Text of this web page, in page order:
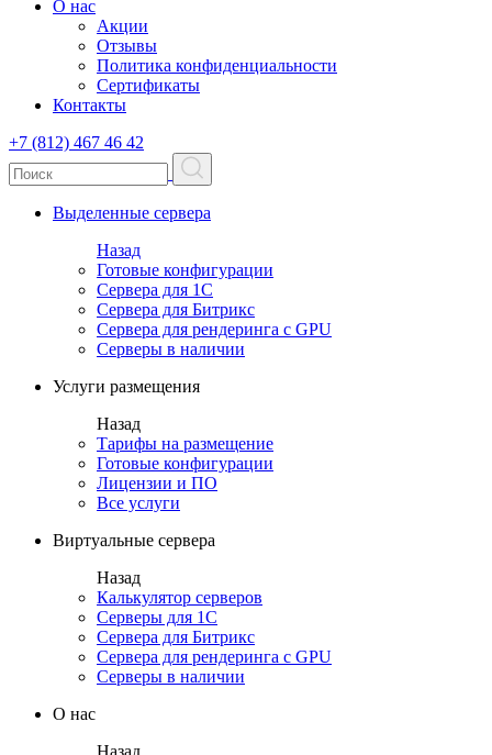
О нас
Акции
Отзывы
Политика конфиденциальности
Сертификаты
Контакты
+7 (812) 467 46 42
Выделенные сервера
Назад
Готовые конфигурации
Сервера для 1С
Сервера для Битрикс
Сервера для рендеринга с GPU
Серверы в наличии
Услуги размещения
Назад
Тарифы на размещение
Готовые конфигурации
Лицензии и ПО
Все услуги
Виртуальные сервера
Назад
Калькулятор серверов
Серверы для 1С
Сервера для Битрикс
Сервера для рендеринга с GPU
Серверы в наличии
О нас
Назад